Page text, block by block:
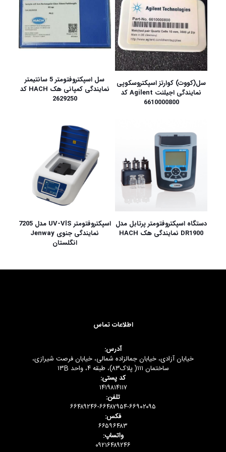
سل(کووت) کوارتز اسپکتروسکوپی
نمایندگی اجیلنت Agilent کد
6610000800
سل اسپکتروفتومتر 5 سانتیمتر
نمایندگی کمپانی هک HACH کد
2629250
دستگاه اسپکتروفتومتر پرتابل مدل
DR1900 نمایندگی هک HACH
اسپکتروفتومتر UV-VlS مدل 7205
نمایندگی جنوی Jenway
انگلستان
اطلاعات تماس
آدرس:
خیابان آزادی، خیابان جمالزاده شمالی، خیابان فرصت شیرازی،
ساختمان ۱۱۱( پلاک۸۳)، طبقه ۴، واحد ۱۳B
کد پستی:
۱۴۱۹۸۱۴۱۱۷
تلفن:
۶۶۴۸۹۲۴۶-۶۶۴۸۷۹۵۴-۶۶۹۰۲۰۹۵
فکس:
۶۶۵۹۶۴۸۳
واتساپ:
۰۹۲۱۶۴۸۹۲۴۶